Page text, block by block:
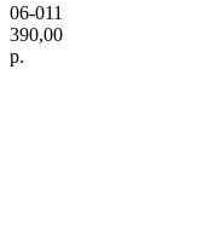
06-011
390,00
р.